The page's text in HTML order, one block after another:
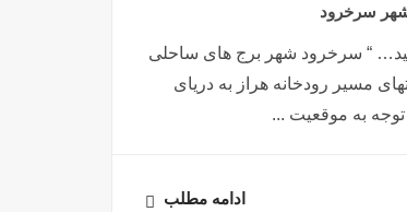
سرخرود
“ سرخرود شهر برج های ساحلی
و انتهای مسیر رودخانه هراز به دریای
به موقعیت ...
ادامه مطلب